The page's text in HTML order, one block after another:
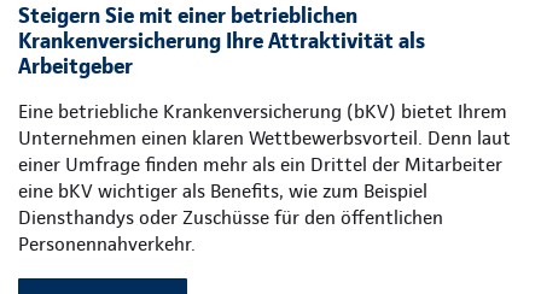
Steigern Sie mit einer betrieblichen
Krankenversicherung Ihre Attraktivität als
Arbeitgeber
Eine betriebliche Krankenversicherung (bKV) bietet Ihrem
Unternehmen einen klaren Wettbewerbsvorteil. Denn laut
einer Umfrage finden mehr als ein Drittel der Mitarbeiter
eine bKV wichtiger als Benefits, wie zum Beispiel
Diensthandys oder Zuschüsse für den öffentlichen
Personennahverkehr.